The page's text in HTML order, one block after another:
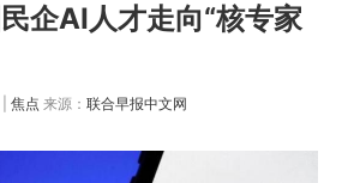
企AI人才走向“核专家
焦点 来源： 联合早报中文网